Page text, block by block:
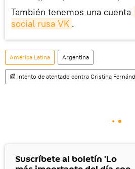
También tenemos una cuenta
social rusa VK .
América Latina Argentina
📰 Intento de atentado contra Cristina
Suscríbete al boletín 'Lo